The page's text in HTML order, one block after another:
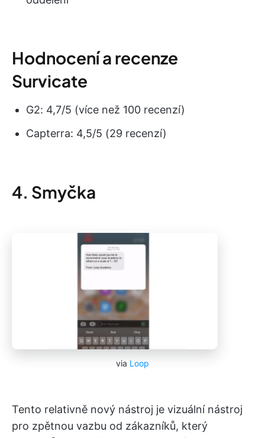
Hodnocení a recenze
Survicate
G2: 4,7/5 (více než 100 recenzí)
Capterra: 4,5/5 (29 recenzí)
4. Smyčka
via Loop
Tento relativně nový nástroj je vizuální nástroj
pro zpětnou vazbu od zákazníků, který